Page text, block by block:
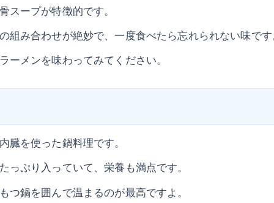
スープが特徴的です。
組み合わせが絶妙で、一度食べたら忘れられない味で
ーメンを味わってみてください。
臓を使った鍋料理です。
っぷり入っていて、栄養も満点です。
つ鍋を囲んで温まるのが最高ですよ。